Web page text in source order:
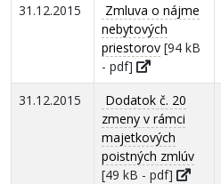
31.12.2015
Zmluva o nájme
nebytových
priestorov [94 kB
- pdf]
31.12.2015
Dodatok č. 20
zmeny v rámci
majetkových
poistných zmlúv
[49 kB - pdf]